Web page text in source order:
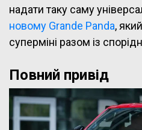
надати таку саму
новому Grande Panda,
суперміні разом із
Повний привід